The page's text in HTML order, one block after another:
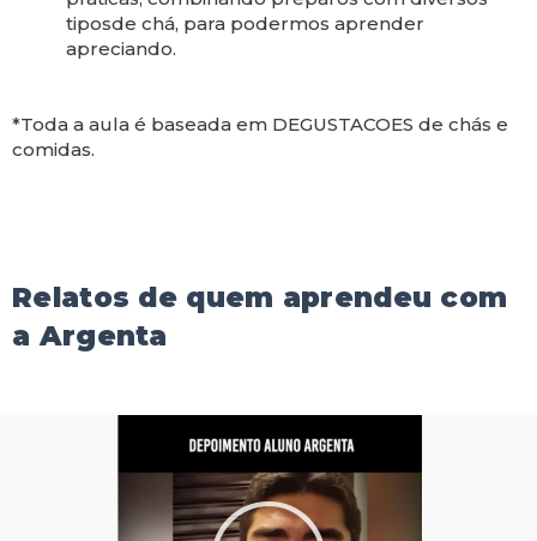
tiposde chá, para podermos aprender
apreciando.
*Toda a aula é baseada em DEGUSTACOES de chás e
comidas.
Relatos de quem aprendeu com
a Argenta
Reproduzir